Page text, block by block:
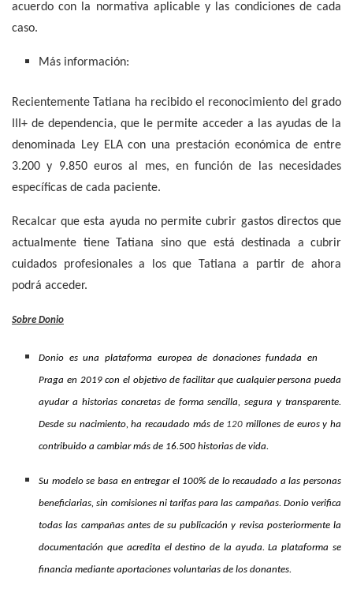
acuerdo con la normativa aplicable y las condiciones de cada
caso.
Más información:
Recientemente Tatiana ha recibido el reconocimiento del grado
III+ de dependencia, que le permite acceder a las ayudas de la
denominada Ley ELA con una prestación económica de entre
3.200 y 9.850 euros al mes, en función de las necesidades
específicas de cada paciente.
Recalcar que esta ayuda no permite cubrir gastos directos que
actualmente tiene Tatiana sino que está destinada a cubrir
cuidados profesionales a los que Tatiana a partir de ahora
podrá acceder.
Sobre Donio
Donio es una plataforma europea de donaciones fundada en
Praga en 2019 con el objetivo de facilitar que cualquier persona pueda
ayudar a historias concretas de forma sencilla, segura y transparente.
Desde su nacimiento, ha recaudado más de 120millones de euros y ha
contribuido a cambiar más de 16.500 historias de vida.
Su modelo se basa en entregar el 100% de lo recaudado a las personas
beneficiarias, sin comisiones ni tarifas para las campañas. Donio verifica
todas las campañas antes de su publicación y revisa posteriormente la
documentación que acredita el destino de la ayuda. La plataforma se
financia mediante aportaciones voluntarias de los donantes.